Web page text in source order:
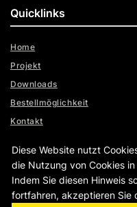
Quicklinks
Home
Projekt
Downloads
Bestellmöglichkeit
Kontakt
Diese Website nutzt
die Nutzung von Cookies
Indem Sie diesen Hinweis
fortfahren, akzeptieren Sie